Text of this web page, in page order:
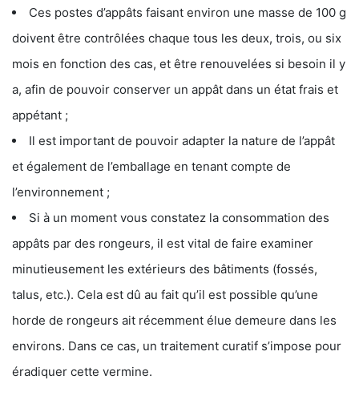
Ces postes d’appâts faisant environ une masse de 100 g
doivent être contrôlées chaque tous les deux, trois, ou six
mois en fonction des cas, et être renouvelées si besoin il y
a, afin de pouvoir conserver un appât dans un état frais et
appétant ;
Il est important de pouvoir adapter la nature de l’appât
et également de l’emballage en tenant compte de
l’environnement ;
Si à un moment vous constatez la consommation des
appâts par des rongeurs, il est vital de faire examiner
minutieusement les extérieurs des bâtiments (fossés,
talus, etc.). Cela est dû au fait qu’il est possible qu’une
horde de rongeurs ait récemment élue demeure dans les
environs. Dans ce cas, un traitement curatif s’impose pour
éradiquer cette vermine.